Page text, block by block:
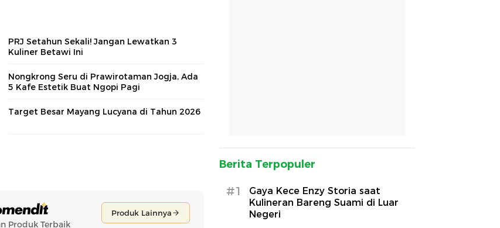
PRJ Setahun Sekali! Jangan Lewatkan 3
Kuliner Betawi Ini
Nongkrong Seru di Prawirotaman Jogja, Ada
5 Kafe Estetik Buat Ngopi Pagi
Target Besar Mayang Lucyana di Tahun 2026
Berita Terpopuler
#1
Gaya Kece Enzy Storia saat
Kulineran Bareng Suami di Luar
Negeri